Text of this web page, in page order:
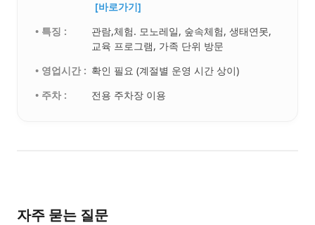
[바로가기]
• 특징 :
관람,체험. 모노레일, 숲속체험, 생태연못,
교육 프로그램, 가족 단위 방문
• 영업시간 : 확인 필요 (계절별 운영 시간 상이)
• 주차 :
전용 주차장 이용
자주 묻는 질문